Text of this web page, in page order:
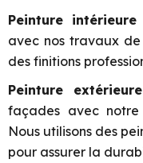
Peinture intérieure
avec nos travaux
des finitions
Peinture
façades avec
Nous utilisons des
pour assurer la